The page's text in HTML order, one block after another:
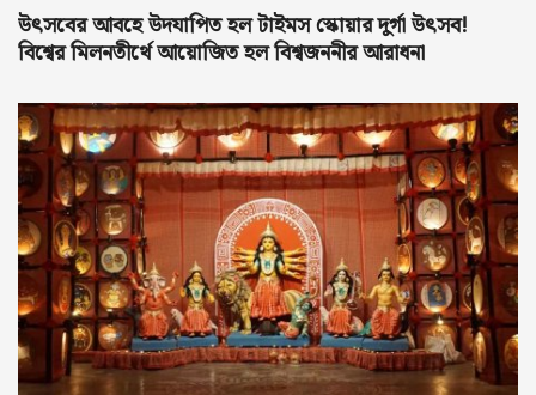
উৎসবের আবহে উদযাপিত হল টাইমস স্কোয়ার দুর্গা উৎসব!
বিশ্বের মিলনতীর্থে আয়োজিত হল বিশ্বজননীর আরাধনা